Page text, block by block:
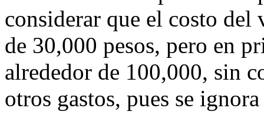
considerar que el costo del
de 30,000 pesos, pero en
alrededor de 100,000, sin
otros gastos, pues se